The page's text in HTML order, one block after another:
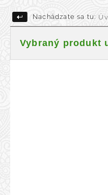
Nachádzate sa tu:
Vybraný produkt